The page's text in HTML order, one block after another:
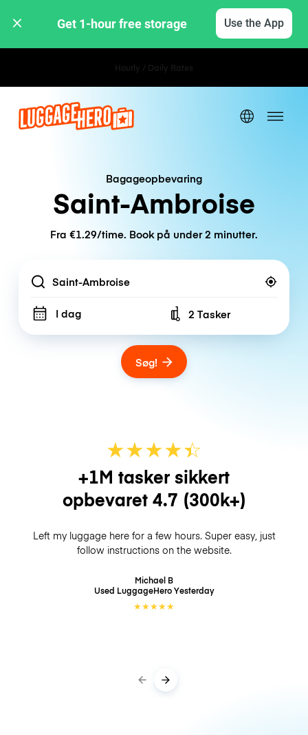
Get 1-hour free storage Use the App
Bagageopbevaring
Saint-Ambroise
Fra €1.29/time. Book på under 2 minutter.
Location
I dag Number of bags
2 Tasker
Søg!
★★★★☆
★
+1M tasker sikkert
opbevaret 4.7 (300k+)
Left my luggage here for a few hours. Super easy, just
follow instructions on the website.
Michael B
Used LuggageHeroYesterday
★★★★★